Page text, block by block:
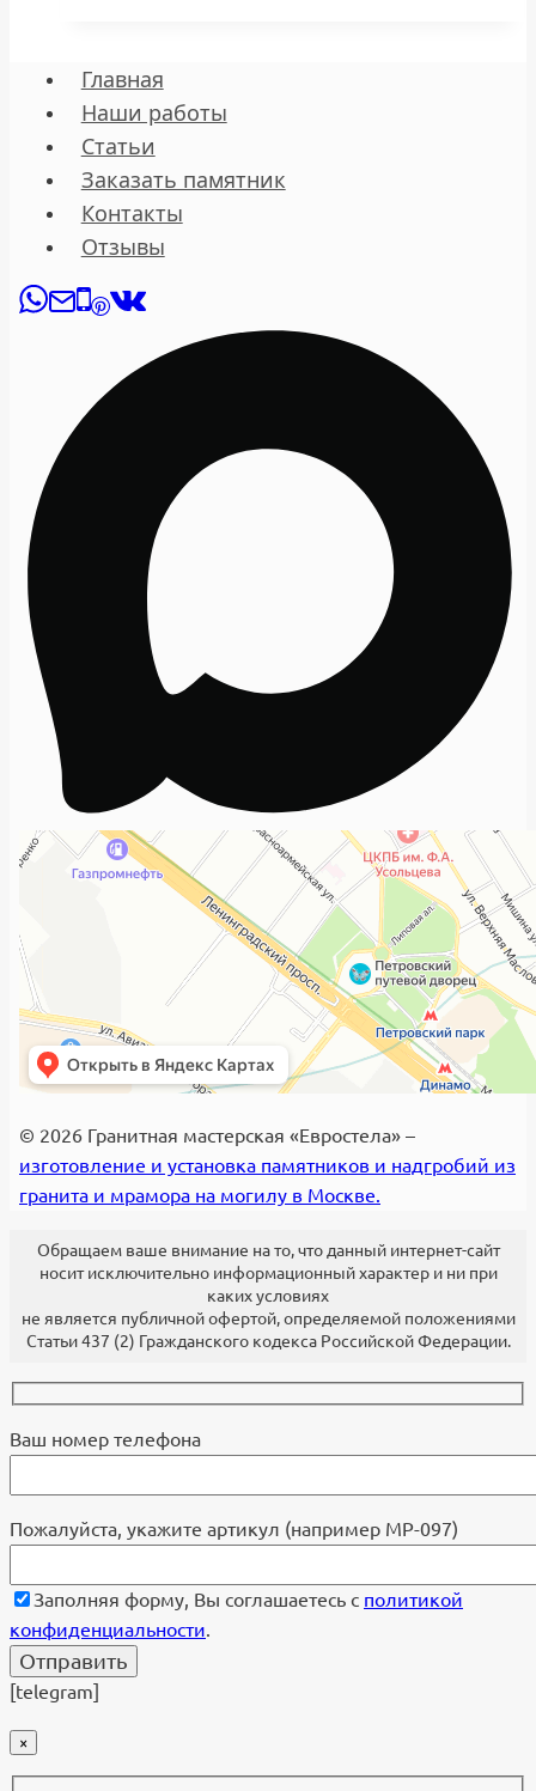
Главная
Наши работы
Статьи
Заказать памятник
Контакты
Отзывы
© 2026 Гранитная мастерская «Евростела» –
изготовление и установка памятников и надгробий из
гранита и мрамора на могилу в Москве.
Обращаем ваше внимание на то, что данный интернет-сайт
носит исключительно информационный характер и ни при
каких условиях
не является публичной офертой, определяемой положениями
Статьи 437 (2) Гражданского кодекса Российской Федерации.
Ваш номер телефона
Пожалуйста, укажите артикул (например МР-097)
Заполняя форму, Вы соглашаетесь с политикой
конфиденциальности.
[telegram]
×